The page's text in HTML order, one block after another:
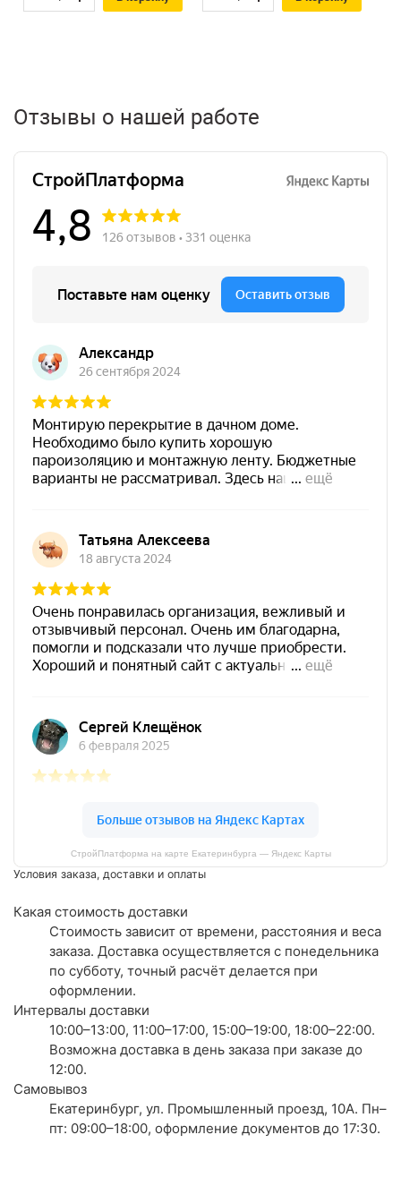
Отзывы о нашей работе
СтройПлатформа на карте Екатеринбурга — Яндекс Карты
Условия заказа, доставки и оплаты
Какая стоимость доставки
Стоимость зависит от времени, расстояния и веса
заказа. Доставка осуществляется с понедельника
по субботу, точный расчёт делается при
оформлении.
Интервалы доставки
10:00–13:00, 11:00–17:00, 15:00–19:00, 18:00–22:00.
Возможна доставка в день заказа при заказе до
12:00.
Самовывоз
Екатеринбург, ул. Промышленный проезд, 10А. Пн–
пт: 09:00–18:00, оформление документов до 17:30.